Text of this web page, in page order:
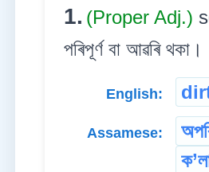
1. (Proper Adj.)
পৰিপূৰ্ণ বা আৱৰি থকা।
English:
Assamese: